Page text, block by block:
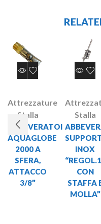
Attrezzature
Stalla
ABBEVERATOI
AQUAGLOBE
2000 A
SFERA,
ATTACCO
3/8”
Stalla
INOX
CON
STAFFA
MOLLA”